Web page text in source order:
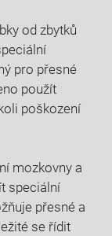
od zbytků
pro přesné
použít
poškození
mozkovny a
speciální
přesné a
se řídit